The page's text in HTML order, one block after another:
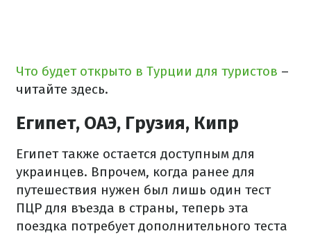
Что будет открыто в Турции для туристов –
читайте здесь.
Египет, ОАЭ, Грузия, Кипр
Египет также остается доступным для
украинцев. Впрочем, когда ранее для
путешествия нужен был лишь один тест
ПЦР для въезда в страны, теперь эта
поездка потребует дополнительного теста